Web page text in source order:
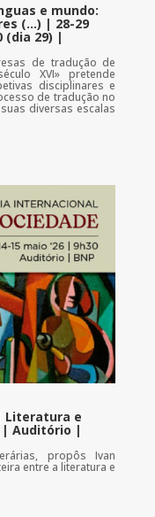
e mundo:
(…) | 28-29
(dia 29) |
de tradução de
XVI» pretende
disciplinares e
de tradução no
diversas escalas
| Literatura e
| Auditório |
propôs Ivan
entre a literatura e